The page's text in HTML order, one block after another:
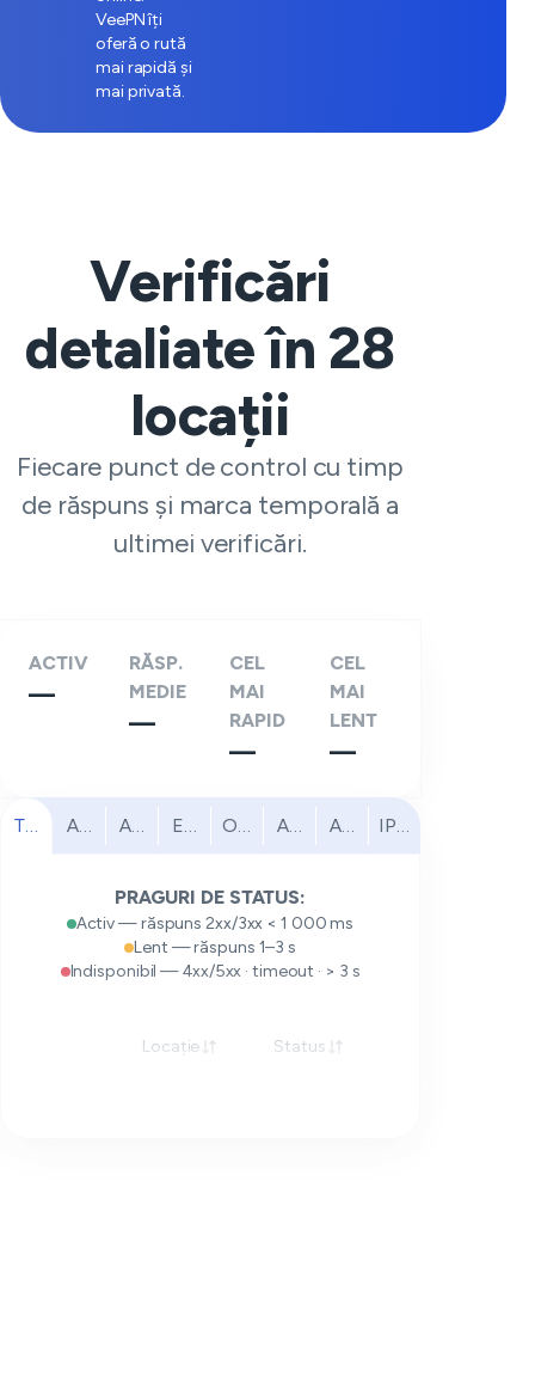
VeePN îți
oferă o rută
mai rapidă și
mai privată.
Verificări
detaliate în 28
locații
Fiecare punct de control cu timp
de răspuns și marca temporală a
ultimei verificări.
ACTIV
—
RĂSP.
MEDIE
—
CEL
MAI
RAPID
—
CEL
MAI
LENT
—
Toate America de Nord
America de Sud
EuropaOrientul Mijlociu
Africa Asia-Pacific
IPv6
PRAGURI DE STATUS:
Activ — răspuns 2xx/3xx < 1 000 ms
Lent — răspuns 1–3 s
Indisponibil — 4xx/5xx · timeout · > 3 s
Locație Status